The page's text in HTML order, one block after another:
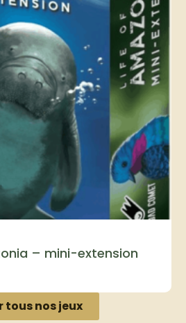
– mini-extension
tous nos jeux